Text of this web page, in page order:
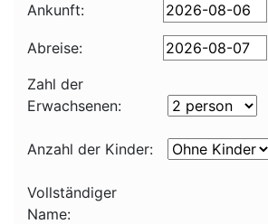
Ankunft:
Abreise:
Zahl der
Erwachsenen:
Anzahl der Kinder:
Vollständiger
Name: